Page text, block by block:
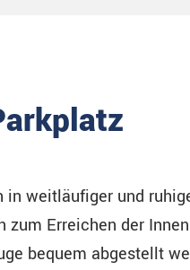
weitläufiger und
zum Erreichen der
bequem abgestellt